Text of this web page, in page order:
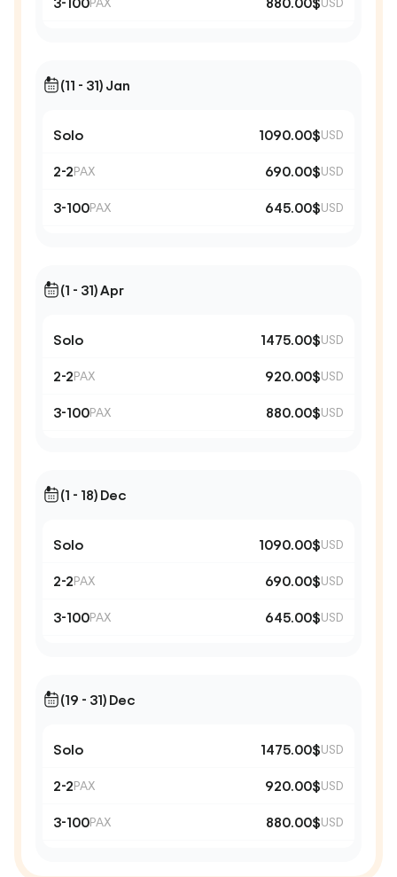
(11 - 31) Jan
Solo 1090.00$USD
2-2PAX 690.00$USD
3-100PAX 645.00$USD
(1 - 31) Apr
Solo 1475.00$USD
2-2PAX 920.00$USD
3-100PAX 880.00$USD
(1 - 18) Dec
Solo 1090.00$USD
2-2PAX 690.00$USD
3-100PAX 645.00$USD
(19 - 31) Dec
Solo 1475.00$USD
2-2PAX 920.00$USD
3-100PAX 880.00$USD